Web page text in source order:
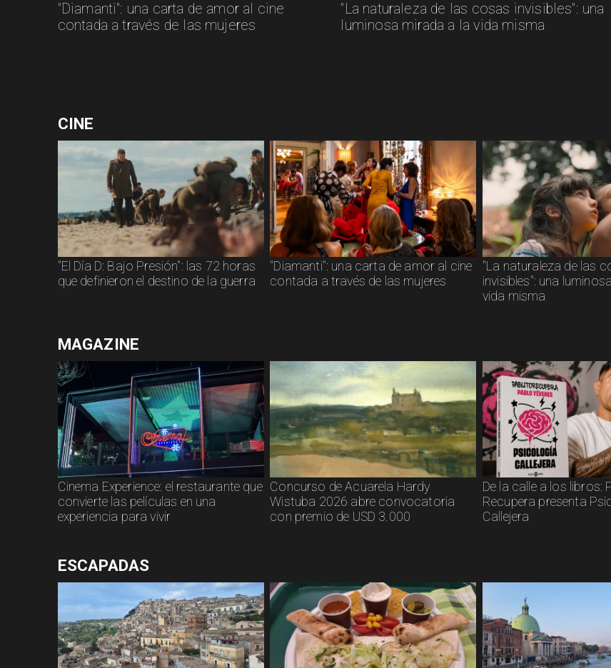
"Diamanti": una carta de amor al cine
contada a través de las mujeres
"La naturaleza de las cosas invisibles": una
luminosa mirada a la vida misma
CINE
"El Día D: Bajo Presión": las 72 horas
que definieron el destino de la guerra
"Diamanti": una carta de amor al cine
contada a través de las mujeres
"La naturaleza de las
invisibles": una
vida misma
MAGAZINE
Cinema Experience: el restaurante que
convierte las películas en una
experiencia para vivir
Concurso de Acuarela Hardy
Wistuba 2026 abre convocatoria
con premio de USD 3.000
De la calle a los libros:
Recupera presenta
Callejera
ESCAPADAS